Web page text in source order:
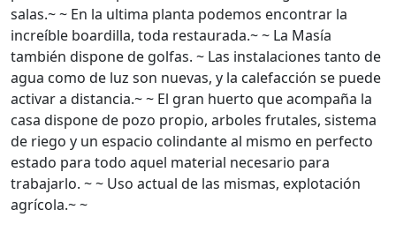
salas.~ ~ En la ultima planta podemos encontrar la
increíble boardilla, toda restaurada.~ ~ La Masía
también dispone de golfas. ~ Las instalaciones tanto de
agua como de luz son nuevas, y la calefacción se puede
activar a distancia.~ ~ El gran huerto que acompaña la
casa dispone de pozo propio, arboles frutales, sistema
de riego y un espacio colindante al mismo en perfecto
estado para todo aquel material necesario para
trabajarlo. ~ ~ Uso actual de las mismas, explotación
agrícola.~ ~